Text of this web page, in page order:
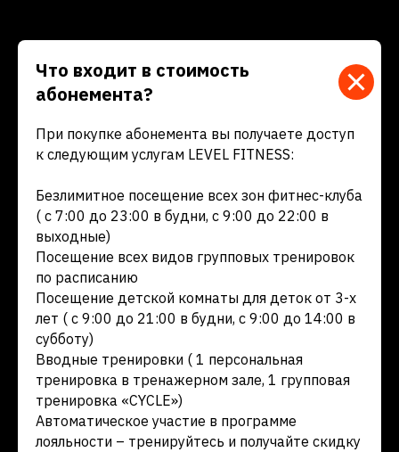
Что входит в стоимость
абонемента?
При покупке абонемента вы получаете доступ
к следующим услугам LEVEL FITNESS:
Безлимитное посещение всех зон фитнес-клуба
( с 7:00 до 23:00 в будни, с 9:00 до 22:00 в
выходные)
Посещение всех видов групповых тренировок
по расписанию
Посещение детской комнаты для деток от 3-х
лет ( с 9:00 до 21:00 в будни, с 9:00 до 14:00 в
субботу)
Вводные тренировки ( 1 персональная
тренировка в тренажерном зале, 1 групповая
тренировка «CYCLE»)
Автоматическое участие в программе
лояльности – тренируйтесь и получайте скидку
Режим работы:
пн-пт: 7:00-23:00
сб-вс: 9:00-22:00
Абонементы
Акции
Групповые занятия
Блог
Мероприятия
Расписание
Социальные сети:
Наверх
Политика конфиденциальности
©LEVEL FITNESS
Мессенджеры: